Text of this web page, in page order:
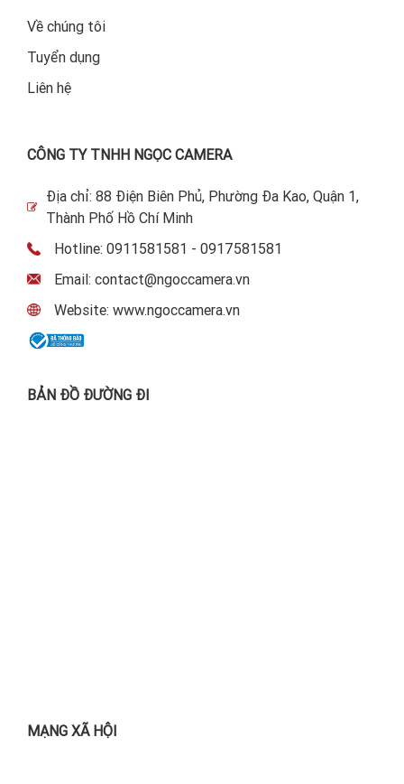
Về chúng tôi
Tuyển dụng
Liên hệ
CÔNG TY TNHH NGỌC CAMERA
Địa chỉ: 88 Điện Biên Phủ, Phường Đa Kao, Quận 1,
Thành Phố Hồ Chí Minh
Hotline: 0911581581 - 0917581581
Email: contact@ngoccamera.vn
Website: www.ngoccamera.vn
BẢN ĐỒ ĐƯỜNG ĐI
MẠNG XÃ HỘI